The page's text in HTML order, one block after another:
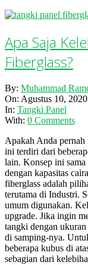
Apa Saja
Fiberglass?
2020-
08-
10
By: Muhammad
On: Agustus 10, 2020
In: Tangki Panel
With: 0 Comments
Apakah Anda pernah
ini terdiri dari
lain. Konsep ini
dengan kapasitas
fiberglass adalah
terutama di Industri.
umum digunakan.
upgrade. Jika ingin
tangki dengan ukuran
di samping-nya.
beberapa kubus di
sebagian dari